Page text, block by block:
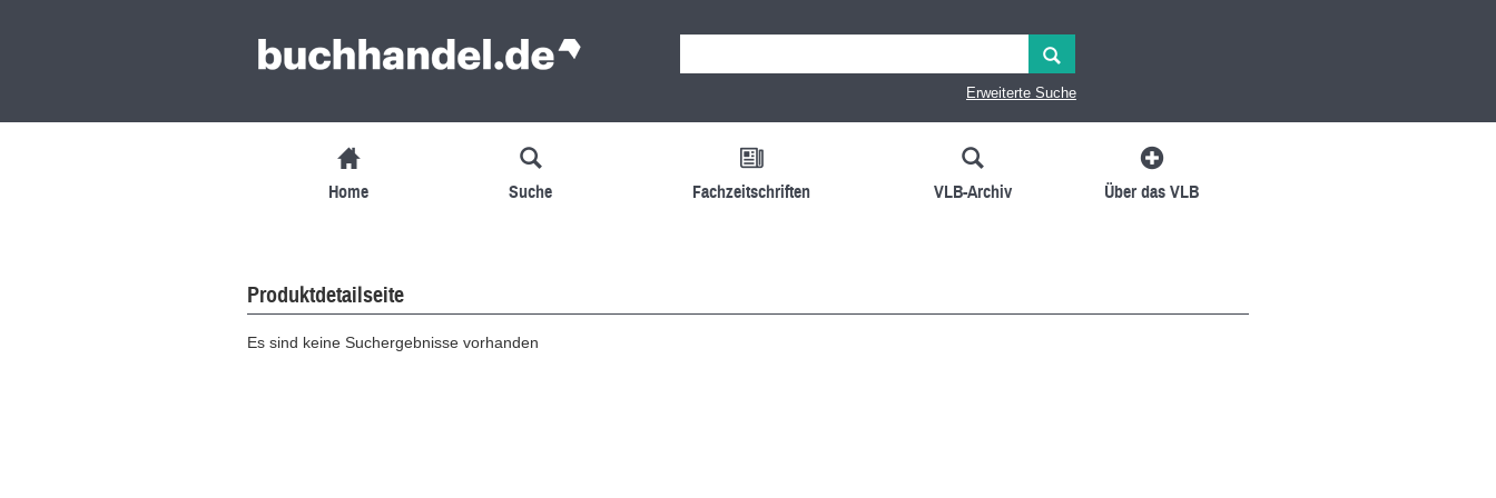
Erweiterte Suche
Home Suche Fachzeitschriften VLB-Archiv Über das VLB
Produktdetailseite
Es sind keine Suchergebnisse vorhanden